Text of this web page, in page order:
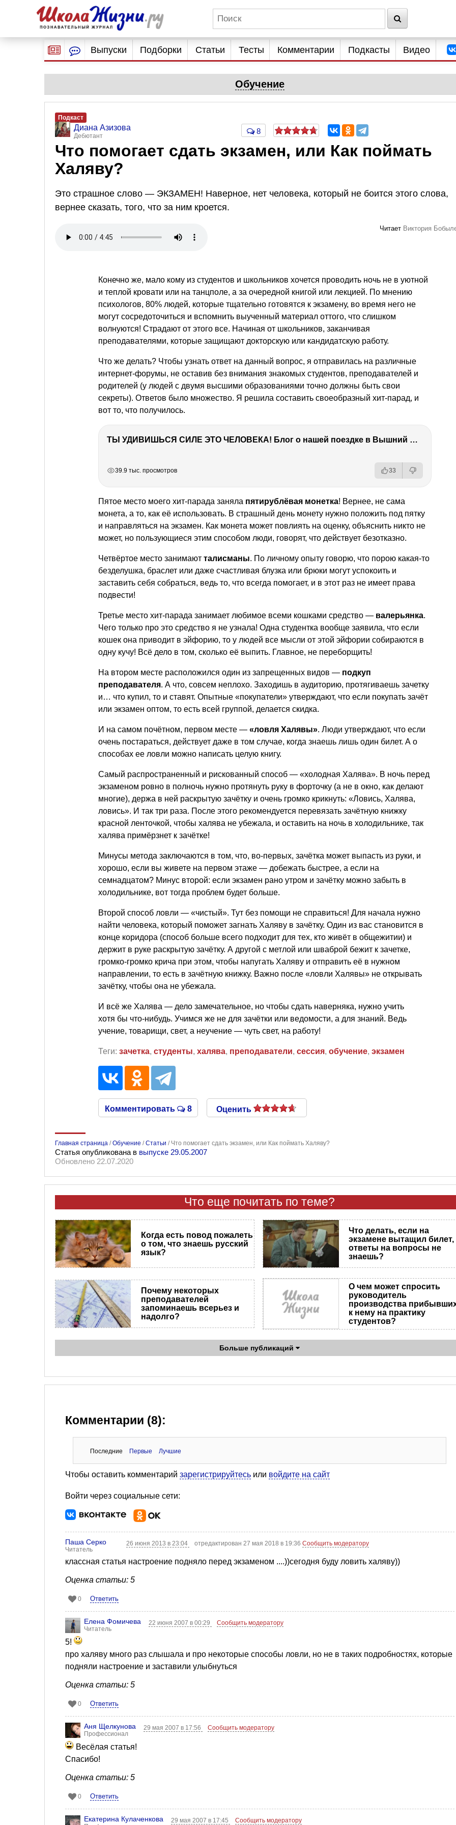
Выпуски Подборки Статьи Тесты Комментарии Подкасты Видео
Обучение
Подкаст
Диана Азизова
Дебютант
8
Что помогает сдать экзамен, или Как поймать
Халяву?
Это страшное слово — ЭКЗАМЕН! Наверное, нет человека, который не боится этого слова,
вернее сказать, того, что за ним кроется.
Читает Виктория
Конечно же, мало кому из студентов и школьников хочется проводить ночь не в уютной
и теплой кровати или на танцполе, а за очередной книгой или лекцией. По мнению
психологов, 80% людей, которые тщательно готовятся к экзамену, во время него не
могут сосредоточиться и вспомнить выученный материал оттого, что слишком
волнуются! Страдают от этого все. Начиная от школьников, заканчивая
преподавателями, которые защищают докторскую или кандидатскую работу.
Что же делать? Чтобы узнать ответ на данный вопрос, я отправилась на различные
интернет-форумы, не оставив без внимания знакомых студентов, преподавателей и
родителей (у людей с двумя высшими образованиями точно должны быть свои
секреты). Ответов было множество. Я решила составить своеобразный хит-парад, и
вот то, что получилось.
ТЫ УДИВИШЬСЯ СИЛЕ ЭТО ЧЕЛОВЕКА! Блог о нашей поездке в Вышний Волочек
39.9 тыс. просмотров 33
Пятое место моего хит-парада заняла пятирублёвая монетка! Вернее, не сама
монета, а то, как её использовать. В страшный день монету нужно положить под пятку
и направляться на экзамен. Как монета может повлиять на оценку, объяснить никто не
может, но пользующиеся этим способом люди, говорят, что действует безотказно.
Четвёртое место занимают талисманы. По личному опыту говорю, что порою какая-то
безделушка, браслет или даже счастливая блузка или брюки могут успокоить и
заставить себя собраться, ведь то, что всегда помогает, и в этот раз не имеет права
подвести!
Третье место хит-парада занимает любимое всеми кошками средство — валерьянка.
Чего только про это средство я не узнала! Одна студентка вообще заявила, что если
кошек она приводит в эйфорию, то у людей все мысли от этой эйфории собираются в
одну кучу! Всё дело в том, сколько её выпить. Главное, не переборщить!
На втором месте расположился один из запрещенных видов — подкуп
преподавателя. А что, совсем неплохо. Заходишь в аудиторию, протягиваешь зачетку
и… что купил, то и ставят. Опытные «покупатели» утверждают, что если покупать зачёт
или экзамен оптом, то есть всей группой, делается скидка.
И на самом почётном, первом месте — «ловля Халявы». Люди утверждают, что если
очень постараться, действует даже в том случае, когда знаешь лишь один билет. А о
способах ее ловли можно написать целую книгу.
Самый распространенный и рискованный способ — «холодная Халява». В ночь перед
экзаменом ровно в полночь нужно протянуть руку в форточку (а не в окно, как делают
многие), держа в ней раскрытую зачётку и очень громко крикнуть: «Ловись, Халява,
ловись». И так три раза. После этого рекомендуется перевязать зачётную книжку
красной ленточкой, чтобы халява не убежала, и оставить на ночь в холодильнике, так
халява примёрзнет к зачётке!
Минусы метода заключаются в том, что, во-первых, зачётка может выпасть из руки, и
хорошо, если вы живете на первом этаже — добежать быстрее, а если на
семнадцатом? Минус второй: если экзамен рано утром и зачётку можно забыть в
холодильнике, вот тогда проблем будет больше.
Второй способ ловли — «чистый». Тут без помощи не справиться! Для начала нужно
найти человека, который поможет загнать Халяву в зачётку. Один из вас становится в
конце коридора (способ больше всего подходит для тех, кто живёт в общежитии) и
держит в руке раскрытую зачётку. А другой с метлой или шваброй бежит к зачетке,
громко-громко крича при этом, чтобы напугать Халяву и отправить её в нужном
направлении, то есть в зачётную книжку. Важно после «ловли Халявы» не открывать
зачётку, чтобы она не убежала.
И всё же Халява — дело замечательное, но чтобы сдать наверняка, нужно учить
хотя бы что-нибудь. Учимся же не для зачётки или ведомости, а для знаний. Ведь
учение, товарищи, свет, а неучение — чуть свет, на работу!
Теги: зачетка, студенты, халява, преподаватели, сессия, обучение, экзамен
Комментировать 8 Оценить
Главная страница /Обучение /Статьи / Что помогает сдать экзамен, или Как поймать Халяву?
Статья опубликована в выпуске 29.05.2007
Обновлено 22.07.2020
Что еще почитать по теме?
Когда есть повод пожалеть
о том, что знаешь русский
язык?
Что делать, если на
экзамене вытащил билет,
ответы на вопросы не
знаешь?
Почему некоторых
преподавателей
запоминаешь всерьез и
надолго?
О чем может спросить
руководитель
производства
к нему на практику
студентов?
Больше публикаций
Комментарии (8):
Последние Первые Лучшие
Чтобы оставить комментарий зарегистрируйтесь или войдите на сайт
Войти через социальные сети:
Паша Серко
Читатель
26 июня 2013 в 23:04 отредактирован 27 мая 2018 в 19:36Сообщить модератору
классная статья настроение подняло перед экзаменом ....))сегодня буду ловить халяву))
Оценка статьи: 5
0 Ответить
Елена Фомичева
Читатель
22 июня 2007 в 00:29 Сообщить модератору
5!
про халяву много раз слышала и про некоторые способы ловли, но не в таких подробностях, которые
подняли настроение и заставили улыбнуться
Оценка статьи: 5
0 Ответить
Аня Щелкунова
Профессионал
29 мая 2007 в 17:56 Сообщить модератору
Весёлая статья!
Спасибо!
Оценка статьи: 5
0 Ответить
Екатерина Кулаченкова 29 мая 2007 в 17:45 Сообщить модератору